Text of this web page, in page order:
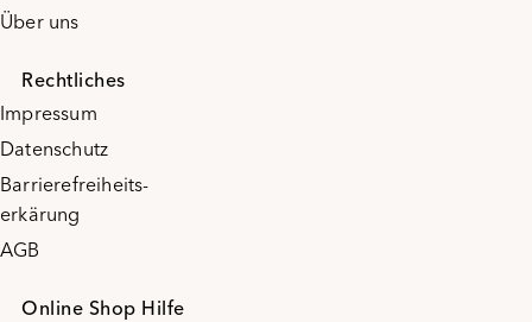
Über uns
Rechtliches
Impressum
Datenschutz
Barrierefreiheits-
erkärung
AGB
Online Shop Hilfe